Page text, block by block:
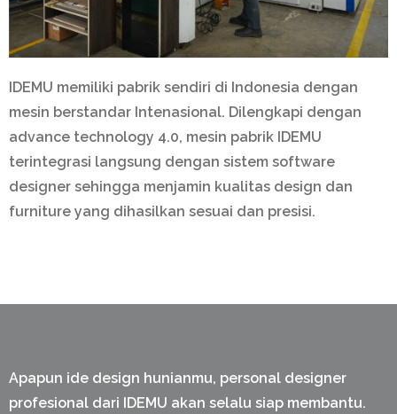
IDEMU memiliki pabrik sendiri di Indonesia dengan
mesin berstandar Intenasional. Dilengkapi dengan
advance technology 4.0, mesin pabrik IDEMU
terintegrasi langsung dengan sistem software
designer sehingga menjamin kualitas design dan
furniture yang dihasilkan sesuai dan presisi.
Apapun ide design hunianmu, personal designer
profesional dari IDEMU akan selalu siap membantu.